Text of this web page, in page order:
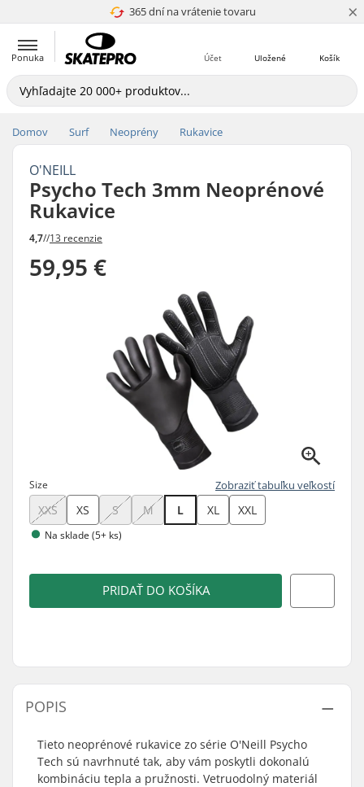
365 dní na vrátenie tovaru
4.8 z 5 ×
Ponuka Košík
Uložené
Účet
Domov Surf Neoprény Rukavice
O'NEILL
Psycho Tech 3mm Neoprénové
Rukavice
4,7//13 recenzie
59,95 €
Size Zobraziť tabuľku veľkostí
XXS XS S M L XL XXL
Na sklade (5+ ks)
PRIDAŤ DO KOŠÍKA
POPIS
Tieto neoprénové rukavice zo série O'Neill Psycho
Tech sú navrhnuté tak, aby vám poskytli dokonalú
kombináciu tepla a pružnosti. Vetruodolný materiál